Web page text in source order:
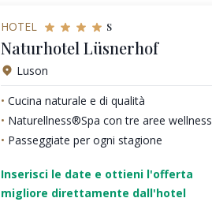
HOTEL s
Naturhotel Lüsnerhof
Luson
Cucina naturale e di qualità
Naturellness®Spa con tre aree wellness
Passeggiate per ogni stagione
Inserisci le date e ottieni l'offerta
migliore direttamente dall'hotel